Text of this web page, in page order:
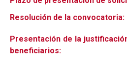
Resolución de la convocatoria:
Presentación de la
beneficiarios: